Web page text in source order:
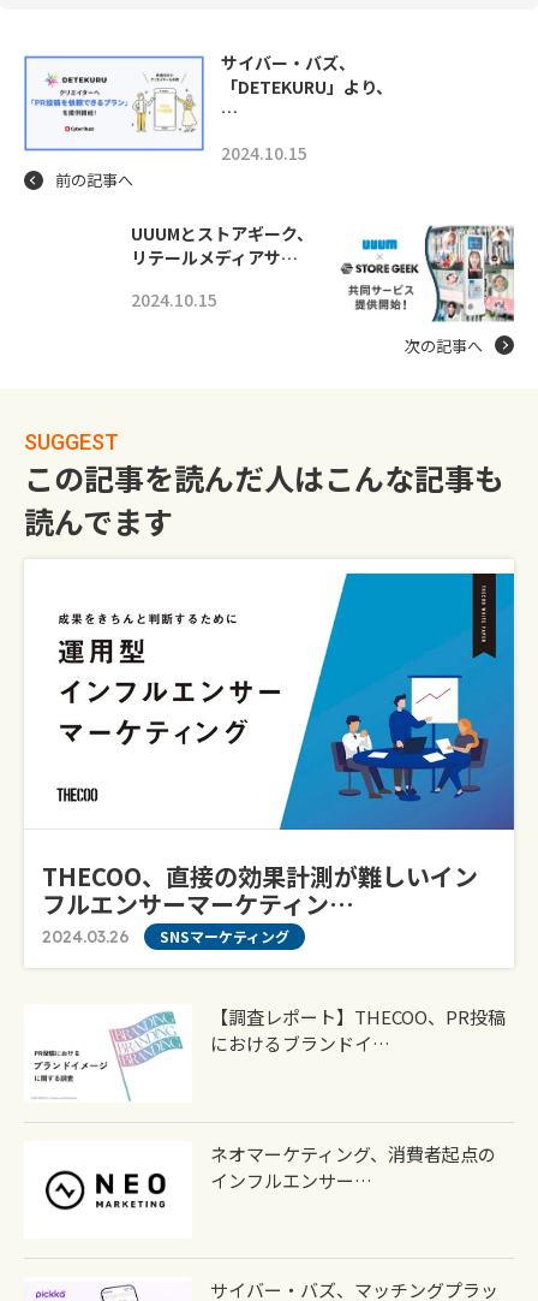
サイバー・バズ、
「DETEKURU」より、
…
2024.10.15
前の記事へ
UUUMとストアギーク、
リテールメディアサ…
2024.10.15
次の記事へ
SUGGEST
この記事を読んだ人はこんな記事も
読んでます
THECOO、直接の効果計測が難しいイン
フルエンサーマーケティン…
2024.03.26 SNSマーケティング
【調査レポート】THECOO、PR投稿
におけるブランドイ…
ネオマーケティング、消費者起点の
インフルエンサー…
サイバー・バズ、マッチングプラッ